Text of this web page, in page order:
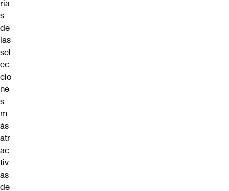
ria
s
de
las
sel
ec
cio
ne
s
m
ás
atr
ac
tiv
as
de